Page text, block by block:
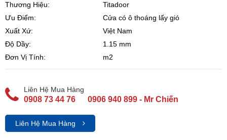
Thương Hiệu:
Titadoor
Ưu Điểm:
Cửa có ô thoáng lấy gió
Xuất Xứ:
Việt Nam
Độ Dầy:
1.15 mm
Đơn Vị Tính:
m2
Liên Hệ Mua Hàng
0908 73 44 76 0906 940 899 - Mr Chiến
Liên Hệ Mua Hàng